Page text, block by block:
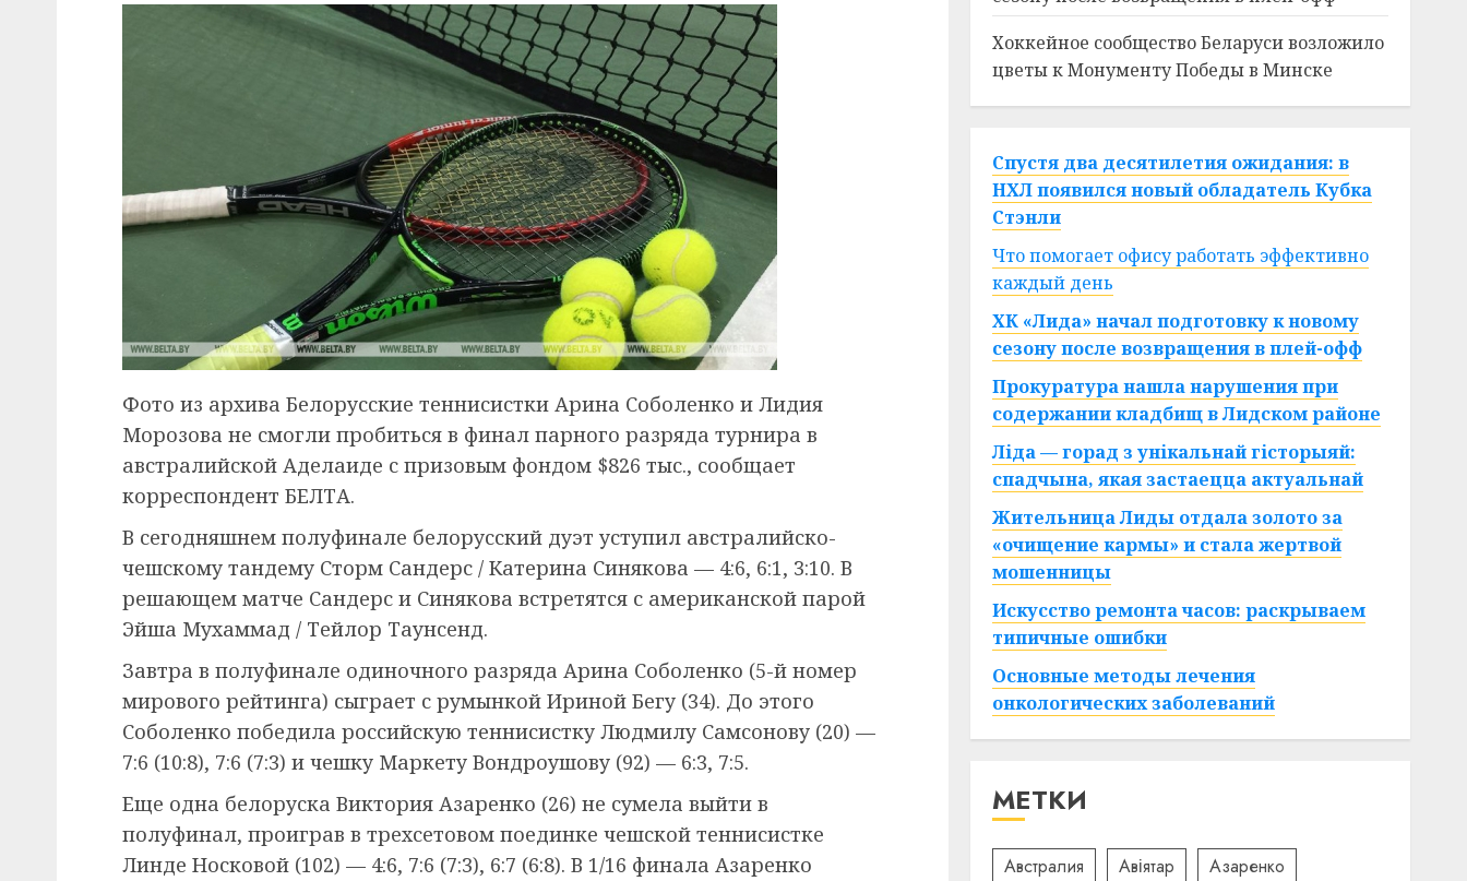
Фото из архива Белорусские теннисистки Арина Соболенко и Лидия
Морозова не смогли пробиться в финал парного разряда турнира в
австралийской Аделаиде с призовым фондом $826 тыс., сообщает
корреспондент БЕЛТА.
В сегодняшнем полуфинале белорусский дуэт уступил австралийско-
чешскому тандему Сторм Сандерс / Катерина Синякова — 4:6, 6:1, 3:10. В
решающем матче Сандерс и Синякова встретятся с американской парой
Эйша Мухаммад / Тейлор Таунсенд.
Завтра в полуфинале одиночного разряда Арина Соболенко (5-й номер
мирового рейтинга) сыграет с румынкой Ириной Бегу (34). До этого
Соболенко победила российскую теннисистку Людмилу Самсонову (20) —
7:6 (10:8), 7:6 (7:3) и чешку Маркету Вондроушову (92) — 6:3, 7:5.
Еще одна белоруска Виктория Азаренко (26) не сумела выйти в
полуфинал, проиграв в трехсетовом поединке чешской теннисистке
Линде Носковой (102) — 4:6, 7:6 (7:3), 6:7 (6:8). В 1/16 финала Азаренко
Хоккейное сообщество Беларуси возложило
цветы к Монументу Победы в Минске
Спустя два десятилетия ожидания: в
НХЛ появился новый обладатель Кубка
Стэнли
Что помогает офису работать эффективно
каждый день
ХК «Лида» начал подготовку к новому
сезону после возвращения в плей-офф
Прокуратура нашла нарушения при
содержании кладбищ в Лидском районе
Ліда — горад з унікальнай гісторыяй:
спадчына, якая застаецца актуальнай
Жительница Лиды отдала золото за
«очищение кармы» и стала жертвой
мошенницы
Искусство ремонта часов: раскрываем
типичные ошибки
Основные методы лечения
онкологических заболеваний
МЕТКИ
Австралия Авіятар
Азаренко